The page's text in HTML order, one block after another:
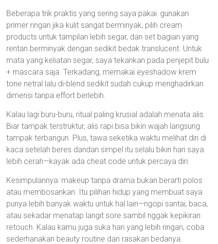
Beberapa trik praktis yang sering saya pakai: gunakan
primer ringan jika kulit sangat berminyak, pilih cream
products untuk tampilan lebih segar, dan set bagian yang
rentan berminyak dengan sedikit bedak translucent. Untuk
mata yang keliatan segar, saya tekankan pada penjepit bulu
+ mascara saja. Terkadang, memakai eyeshadow krem
tone netral lalu di-blend sedikit sudah cukup menghadirkan
dimensi tanpa effort berlebih.
Kalau lagi buru-buru, ritual paling krusial adalah menata alis.
Biar tampak terstruktur, alis rapi bisa bikin wajah langsung
tampak terbangun. Plus, tawa seketika waktu melihat diri di
kaca setelah beres dandan simpel itu selalu bikin hari saya
lebih cerah—kayak ada cheat code untuk percaya diri.
Kesimpulannya: makeup tanpa drama bukan berarti polos
atau membosankan. Itu pilihan hidup yang membuat saya
punya lebih banyak waktu untuk hal lain—ngopi santai, baca,
atau sekadar menatap langit sore sambil nggak kepikiran
retouch. Kalau kamu juga suka hari yang lebih ringan, coba
sederhanakan beauty routine dan rasakan bedanya.